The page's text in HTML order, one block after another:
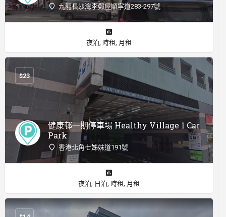
九龍長沙灣李鄭屋順寧道283-297號
夜泊, 時租, 月租
健康邨一期停車場 Healthy Village 1 Car
Park
香港北角七姊妹道191號
$23
夜泊, 日泊, 時租, 月租